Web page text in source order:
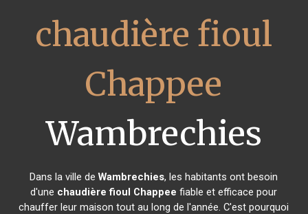
chaudière fioul
Chappee
Wambrechies
Dans la ville deWambrechies, les habitants ont besoin
d'une chaudière fioul Chappee fiable et efficace pour
chauffer leur maison tout au long de l'année. C'est pourquoi